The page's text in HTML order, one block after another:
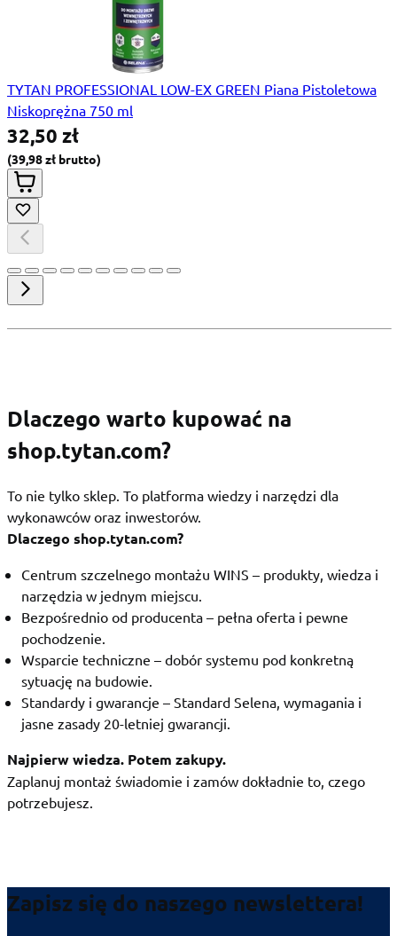
TYTAN PROFESSIONAL LOW-EX GREEN Piana Pistoletowa
Niskoprężna 750 ml
39,98 zł
32,50 zł
Dlaczego warto kupować na
shop.tytan.com?
To nie tylko sklep. To platforma wiedzy i narzędzi dla
wykonawców oraz inwestorów.
Dlaczego shop.tytan.com?
Centrum szczelnego montażu WINS – produkty, wiedza i
narzędzia w jednym miejscu.
Bezpośrednio od producenta – pełna oferta i pewne
pochodzenie.
Wsparcie techniczne – dobór systemu pod konkretną
sytuację na budowie.
Standardy i gwarancje – Standard Selena, wymagania i
jasne zasady 20-letniej gwarancji.
Najpierw wiedza. Potem zakupy.
Zaplanuj montaż świadomie i zamów dokładnie to, czego
potrzebujesz.
Zapisz się do naszego newslettera!